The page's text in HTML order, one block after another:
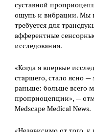
суставной
ощупь и вибрации. Мы
требуется для
афферентные
исследования.
«Когда я впервые
старшего, стало ясно —
раньше: больше всего
проприоцепции», —
Medscape Medical News.